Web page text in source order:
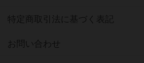
特定商取引法に基づく表記
お問い合わせ